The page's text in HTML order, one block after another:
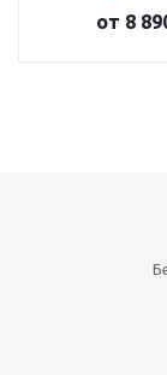
от 8